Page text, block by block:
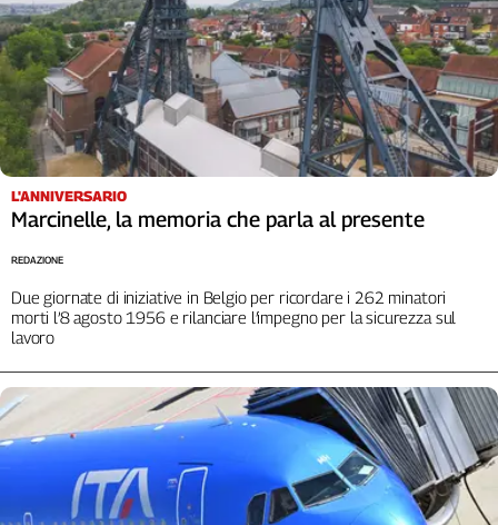
Archivio
Storico
1955-
2014
Cerca
Contatti
redazione
Newsletter
Social
L'ANNIVERSARIO
Marcinelle, la memoria che parla al presente
Due giornate di iniziative in Belgio per ricordare i 262 minatori
morti l’8 agosto 1956 e rilanciare l’impegno per la sicurezza sul
lavoro
REDAZIONE